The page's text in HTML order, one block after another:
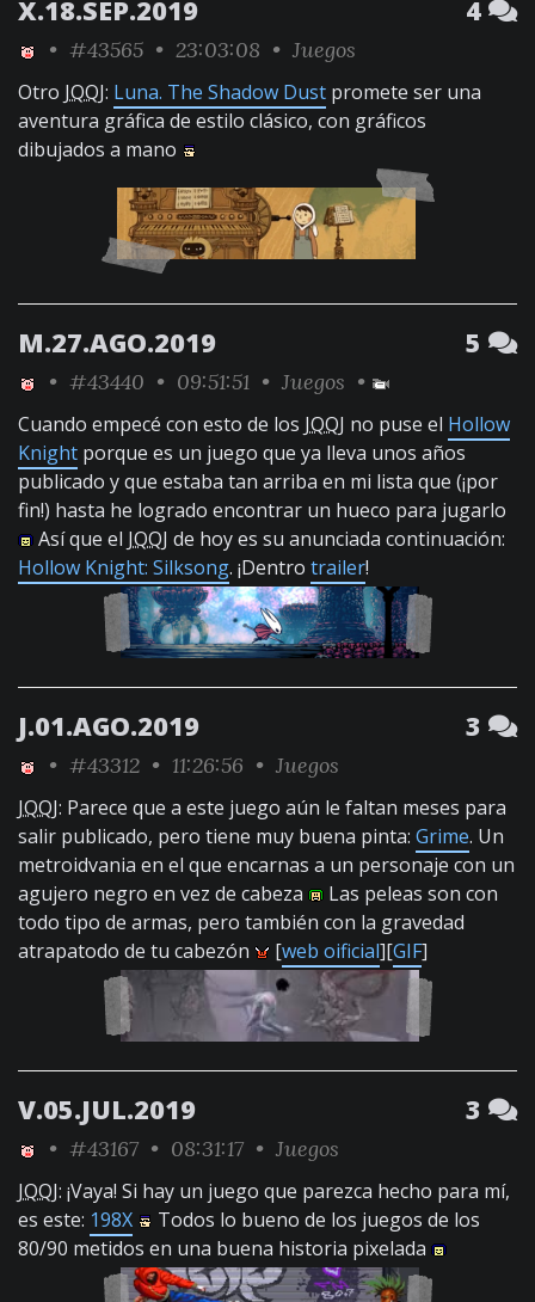
X.18.SEP.2019 4
• #43565 • 23:03:08 • Juegos
Otro JQQJ: Luna. The Shadow Dust promete ser una
aventura gráfica de estilo clásico, con gráficos
dibujados a mano
M.27.AGO.2019 5
• #43440 • 09:51:51 • Juegos •
Cuando empecé con esto de los JQQJ no puse el Hollow
Knight porque es un juego que ya lleva unos años
publicado y que estaba tan arriba en mi lista que (¡por
fin!) hasta he logrado encontrar un hueco para jugarlo
Así que el JQQJ de hoy es su anunciada continuación:
Hollow Knight: Silksong. ¡Dentro trailer!
J.01.AGO.2019 3
• #43312 • 11:26:56 • Juegos
JQQJ: Parece que a este juego aún le faltan meses para
salir publicado, pero tiene muy buena pinta: Grime. Un
metroidvania en el que encarnas a un personaje con un
agujero negro en vez de cabeza
Las peleas son con
todo tipo de armas, pero también con la gravedad
atrapatodo de tu cabezón
[web oificial][GIF]
V.05.JUL.2019 3
• #43167 • 08:31:17 • Juegos
JQQJ: ¡Vaya! Si hay un juego que parezca hecho para mí,
es este: 198X
Todos lo bueno de los juegos de los
80/90 metidos en una buena historia pixelada